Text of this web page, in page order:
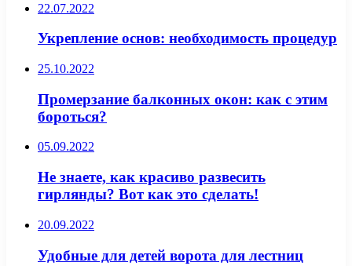
22.07.2022
Укрепление основ: необходимость процедур
25.10.2022
Промерзание балконных окон: как с этим
бороться?
05.09.2022
Не знаете, как красиво развесить
гирлянды? Вот как это сделать!
20.09.2022
Удобные для детей ворота для лестниц